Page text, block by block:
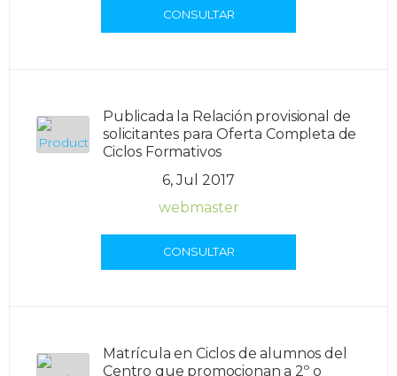
CONSULTAR
Publicada la Relación provisional de
solicitantes para Oferta Completa de
Ciclos Formativos
6, Jul 2017
webmaster
CONSULTAR
Matrícula en Ciclos de alumnos del
Centro que promocionan a 2º o